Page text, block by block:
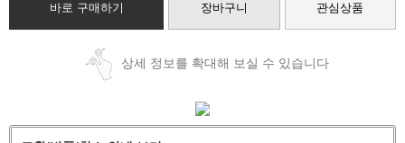
바로 구매하기 장바구니 관심상품
상세 정보를 확대해 보실 수 있습니다